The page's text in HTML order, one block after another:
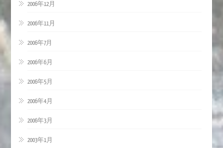
2006年12月
2006年11月
2006年7月
2006年6月
2006年5月
2006年4月
2006年3月
2003年1月